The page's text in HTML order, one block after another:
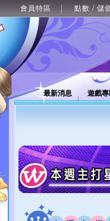
會員特區 點數 / 儲
最新消息 遊戲